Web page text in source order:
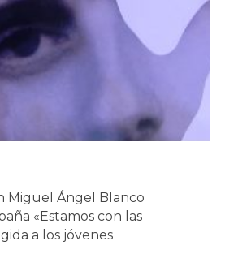
Miguel Ángel Blanco
«Estamos con las
a los jóvenes